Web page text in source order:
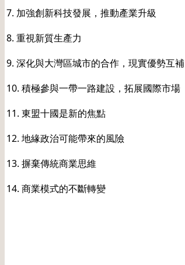
7. 加強創新科技發展，推動產業升級
8. 重視新質生產力
9. 深化與大灣區城市的合作，現實優勢互補
10. 積極參與一帶一路建設，拓展國際市場
11. 東盟十國是新的焦點
12. 地緣政治可能帶來的風險
13. 摒棄傳統商業思維
14. 商業模式的不斷轉變